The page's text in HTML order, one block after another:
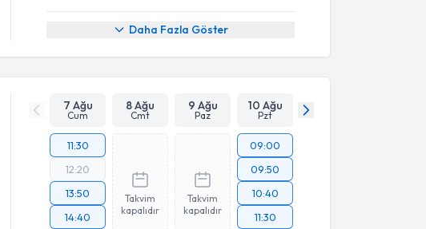
Daha Fazla Göster
7 Ağu
Cum
8 Ağu
Cmt
9 Ağu
Paz
10 Ağu
Pzt
11:30
12:20
13:50
14:40
Takvim
kapalıdır
Takvim
kapalıdır
09:00
09:50
10:40
11:30